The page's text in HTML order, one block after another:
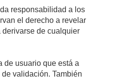
responsabilidad a los
el derecho a revelar
de cualquier
de usuario que está a
validación. También